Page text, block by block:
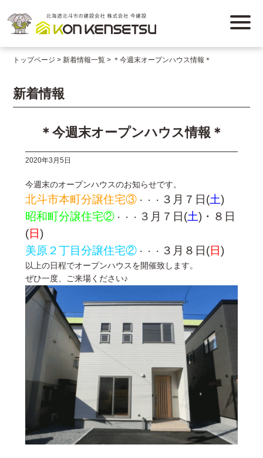
トップページ 新着情報一覧 ＊今週末オープンハウス情報＊
新着情報
＊今週末オープンハウス情報＊
2020年3月5日
今週末のオープンハウスのお知らせです。
北斗市本町分譲住宅③・・・ ３月７日(土)
昭和町分譲住宅②・・・ ３月７日(土)・８日
(日)
美原２丁目分譲住宅②・・・ ３月８日(日)
以上の日程でオープンハウスを開催致します。
ぜひ一度、ご来場ください♪